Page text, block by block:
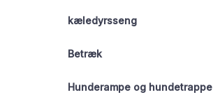
kæledyrsseng
Betræk
Hunderampe og hundetrappe